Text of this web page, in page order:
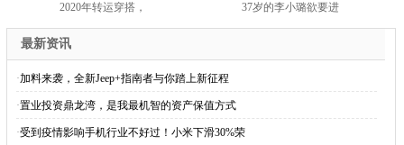
2020年转运穿搭， 37岁的李小璐欲要进
最新资讯
·加料来袭，全新Jeep+指南者与你踏上新征程
·置业投资鼎龙湾，是我最机智的资产保值方式
·受到疫情影响手机行业不好过！小米下滑30%荣